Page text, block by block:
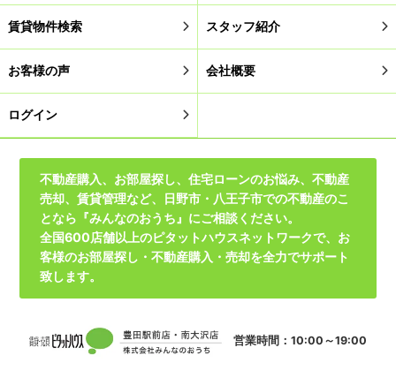
賃貸物件検索 スタッフ紹介
お客様の声 会社概要
ログイン
不動産購入、お部屋探し、住宅ローンのお悩み、不動産
売却、賃貸管理など、日野市・八王子市での不動産のこ
となら『みんなのおうち』にご相談ください。
全国600店舗以上のピタットハウスネットワークで、お
客様のお部屋探し・不動産購入・売却を全力でサポート
致します。
営業時間：10:00～19:00